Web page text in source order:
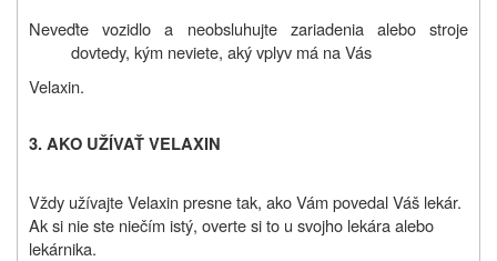
Neveďte vozidlo a neobsluhujte zariadenia alebo stroje
dovtedy, kým neviete, aký vplyv má na Vás
Velaxin.
3. AKO UŽÍVAŤ VELAXIN
Vždy užívajte Velaxin presne tak, ako Vám povedal Váš lekár.
Ak si nie ste niečím istý, overte si to u svojho lekára alebo
lekárnika.